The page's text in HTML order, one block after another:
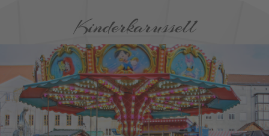
Kinderkarussell